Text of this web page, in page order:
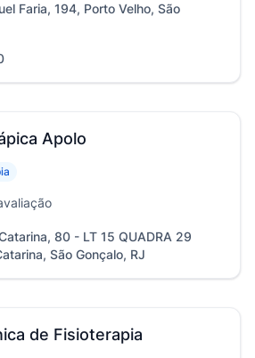
Faria, 194, Porto Velho, São
Apolo
80 - LT 15 QUADRA 29
São Gonçalo, RJ
de Fisioterapia